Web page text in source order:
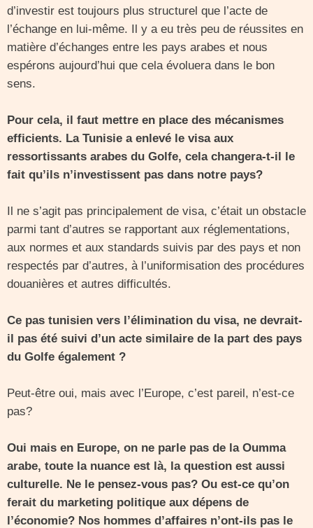
d’investir est toujours plus structurel que l’acte de
l’échange en lui-même. Il y a eu très peu de réussites en
matière d’échanges entre les pays arabes et nous
espérons aujourd’hui que cela évoluera dans le bon
sens.
Pour cela, il faut mettre en place des mécanismes
efficients. La Tunisie a enlevé le visa aux
ressortissants arabes du Golfe, cela changera-t-il le
fait qu’ils n’investissent pas dans notre pays?
Il ne s’agit pas principalement de visa, c’était un obstacle
parmi tant d’autres se rapportant aux réglementations,
aux normes et aux standards suivis par des pays et non
respectés par d’autres, à l’uniformisation des procédures
douanières et autres difficultés.
Ce pas tunisien vers l’élimination du visa, ne devrait-
il pas été suivi d’un acte similaire de la part des pays
du Golfe également ?
Peut-être oui, mais avec l’Europe, c’est pareil, n’est-ce
pas?
Oui mais en Europe, on ne parle pas de la Oumma
arabe, toute la nuance est là, la question est aussi
culturelle. Ne le pensez-vous pas? Ou est-ce qu’on
ferait du marketing politique aux dépens de
l’économie? Nos hommes d’affaires n’ont-ils pas le